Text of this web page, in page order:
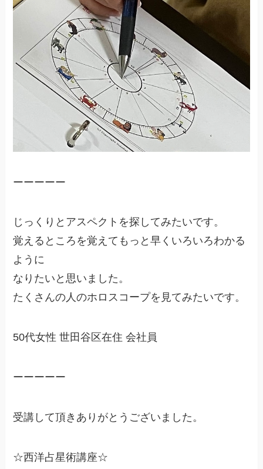
ーーーーー
じっくりとアスペクトを探してみたいです。
覚えるところを覚えてもっと早くいろいろわかる
ように
なりたいと思いました。
たくさんの人のホロスコープを見てみたいです。
50代女性 世田谷区在住 会社員
ーーーーー
受講して頂きありがとうございました。
☆西洋占星術講座☆